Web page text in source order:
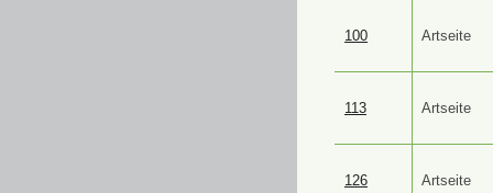
100 Artseite
113 Artseite
126 Artseite